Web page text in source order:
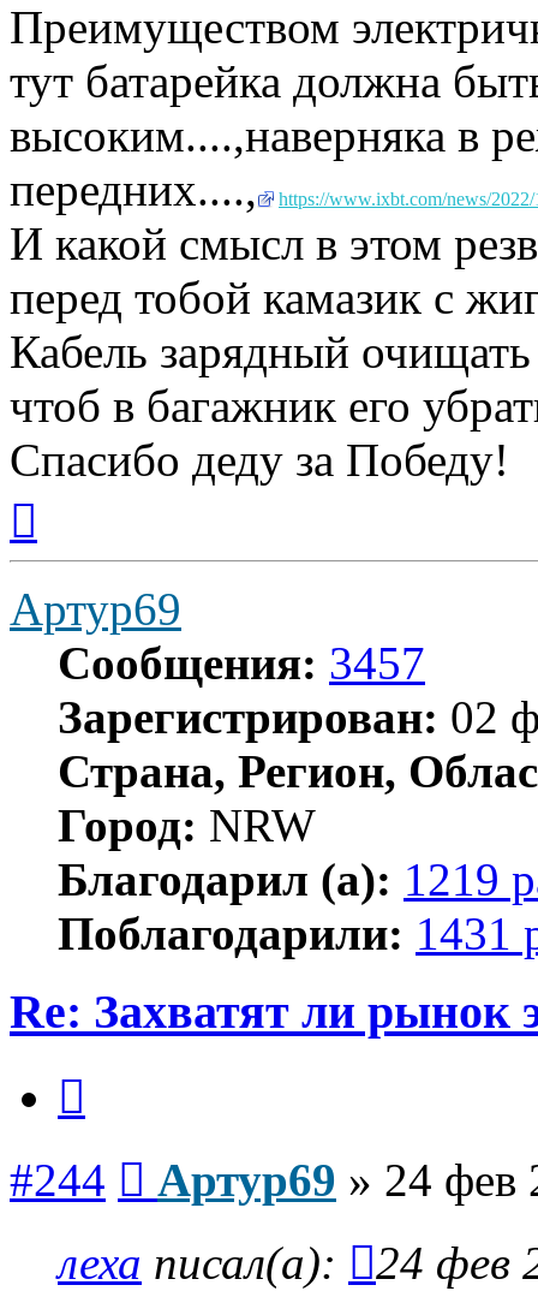
Преимуществом
тут батарейка должна
высоким....,наверняка в
передних....,
https://www.ixbt.com/news/
И какой смысл в этом
перед тобой камазик с
Кабель зарядный
чтоб в багажник его
Спасибо деду за Победу!
началу
Артур69
Сообщения: 3457
Зарегистрирован: 02
Страна, Регион,
Город: NRW
Благодарил (а): 1219
Поблагодарили: 1431
Re: Захватят ли рынок
#244 Артур69 » 24 фев
леха писал(а):
24 фев